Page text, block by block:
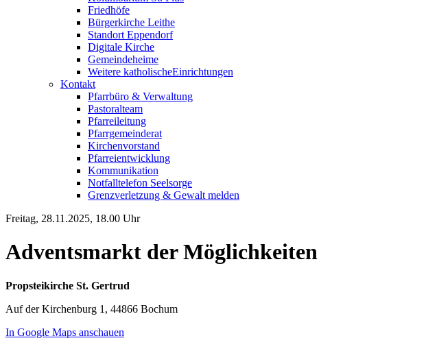
Friedhöfe
Bürgerkirche Leithe
Standort Eppendorf
Digitale Kirche
Gemeindeheime
Weitere katholische­­Einrichtungen
Kontakt
Pfarrbüro & Verwaltung
Pastoralteam
Pfarreileitung
Pfarrgemeinderat
Kirchenvorstand
Pfarreientwicklung
Kommunikation
Notfalltelefon Seelsorge
Grenzverletzung & Gewalt melden
Freitag, 28.11.2025, 18.00 Uhr
Adventsmarkt der Möglichkeiten
Propsteikirche St. Gertrud
Auf der Kirchenburg 1, 44866 Bochum
In Google Maps anschauen